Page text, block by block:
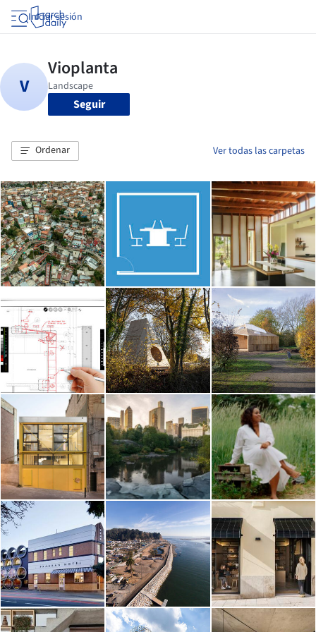
Iniciar sesión
Seguir
Ordenar Ver todas las carpetas